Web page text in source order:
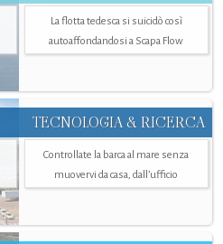
La flotta tedesca si suicidò così
autoaffondandosi a Scapa Flow
TECNOLOGIA & RICERCA
Controllate la barca al mare senza
muovervi da casa, dall’ufficio